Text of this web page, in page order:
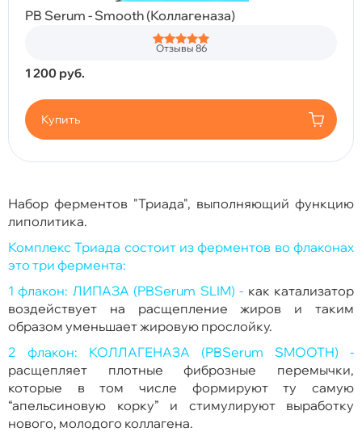
PB Serum - Smooth (Коллагеназа)
Отзывы 86
1 200 руб.
Купить
Набор ферментов "Триада", выполняющий функцию
липолитика.
Комплекс Триада состоит из ферментов во флаконах
это три фермента:
1 флакон: ЛИПАЗА (PBSerum SLIM) - как катализатор
воздействует на расщепление жиров и таким
образом уменьшает жировую прослойку.
2 флакон: КОЛЛАГЕНАЗА (PBSerum SMOOTH) -
расщепляет плотные фиброзные перемычки,
которые в том числе формируют ту самую
“апельсиновую корку” и стимулируют выработку
нового, молодого коллагена.